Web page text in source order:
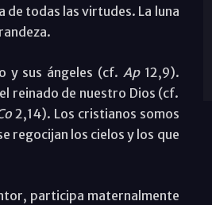
todas las virtudes. La luna
y sus ángeles (cf. Ap 12,9).
reinado de nuestro Dios (cf.
2,14). Los cristianos somos
regocijan los cielos y los que
participa maternalmente